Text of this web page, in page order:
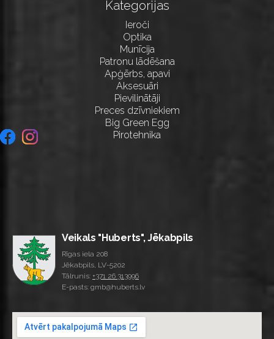
Kategorijas
Ieroči
Optika
Munīcija
Patronu lādēšana
Apģērbs, apavi
Aksesuāri
Pievilinātāji
Preces dzīvniekiem
Big Green Egg
Pirotehnika
Veikals "Huberts", Jēkabpils
Rīgas iela 208
Jēkabpils, LV-5202
Tālrunis: +371 26 313996
E-pasts: gmb@huberts.lv